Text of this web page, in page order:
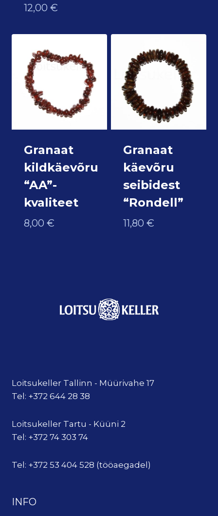
12,00 €
Granaat
kildkäevõru
“AA”-
kvaliteet
8,00 €
Granaat
käevõru
seibidest
“Rondell”
11,80 €
Loitsukeller Tallinn - Müürivahe 17
Tel: +372 644 28 38
Loitsukeller Tartu - Küüni 2
Tel: +372 74 303 74
Tel: +372 53 404 528 (tööaegadel)
INFO